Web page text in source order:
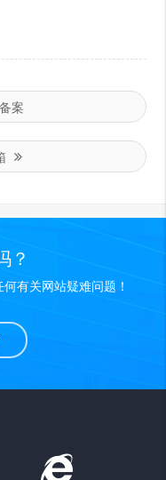
案
？
有关网站疑难问题！